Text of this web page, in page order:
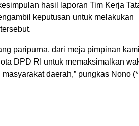
hasil laporan Tim Kerja
keputusan untuk melakukan
paripurna, dari meja pimpinan kami
DPD RI untuk memaksimalkan
daerah,” pungkas Nono